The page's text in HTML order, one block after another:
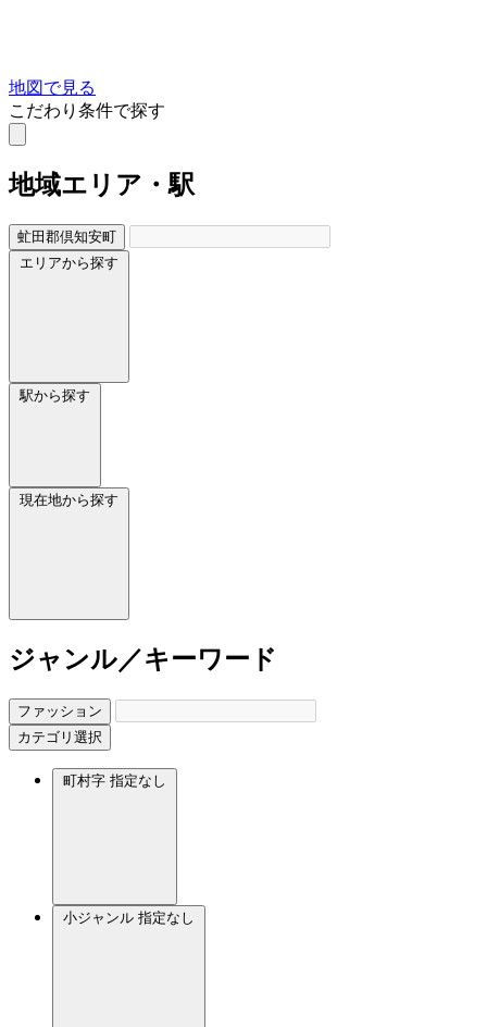
地図で見る
こだわり条件で探す
地域エリア・駅
虻田郡倶知安町
エリアから探す
駅から探す
現在地から探す
ジャンル／キーワード
ファッション
カテゴリ選択
町村字 指定なし
小ジャンル 指定なし